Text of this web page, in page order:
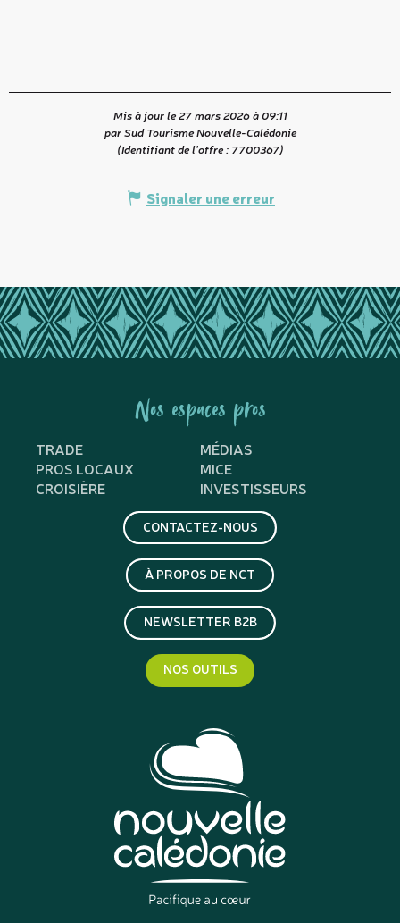
Mis à jour le 27 mars 2026 à 09:11
par Sud Tourisme Nouvelle-Calédonie
(Identifiant de l'offre : 7700367)
Signaler une erreur
Nos espaces pros
TRADE
MÉDIAS
PROS LOCAUX
MICE
CROISIÈRE
INVESTISSEURS
CONTACTEZ-NOUS
À PROPOS DE NCT
NEWSLETTER B2B
NOS OUTILS